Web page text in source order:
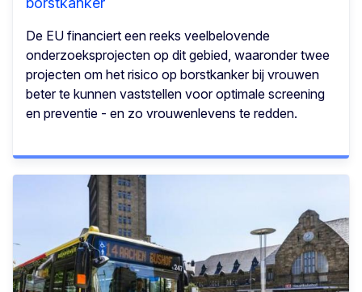
De EU financiert een reeks veelbelovende
onderzoeksprojecten op dit gebied, waaronder twee
projecten om het risico op borstkanker bij vrouwen
beter te kunnen vaststellen voor optimale screening
en preventie - en zo vrouwenlevens te redden.